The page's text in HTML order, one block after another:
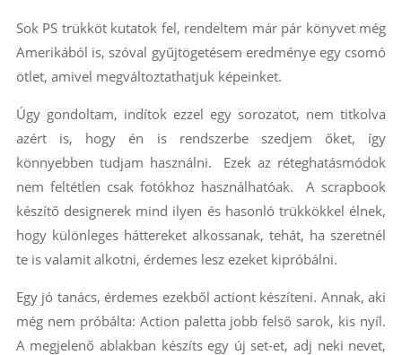
Sok PS trükköt kutatok fel, rendeltem már pár könyvet még
Amerikából is, szóval gyűjtögetésem eredménye egy csomó
ötlet, amivel megváltoztathatjuk képeinket.
Úgy gondoltam, indítok ezzel egy sorozatot, nem titkolva
azért is, hogy én is rendszerbe szedjem őket, így
könnyebben tudjam használni. Ezek az réteghatásmódok
nem feltétlen csak fotókhoz használhatóak. A scrapbook
készítő designerek mind ilyen és hasonló trükkökkel élnek,
hogy különleges háttereket alkossanak, tehát, ha szeretnél
te is valamit alkotni, érdemes lesz ezeket kipróbálni.
Egy jó tanács, érdemes ezekből actiont készíteni. Annak, aki
még nem próbálta: Action paletta jobb felső sarok, kis nyíl.
A megjelenő ablakban készíts egy új set-et, adj neki nevet,